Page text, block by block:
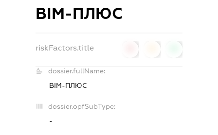
ВІМ-ПЛЮС
riskFactors.title
dossier.fullName:
ВІМ-ПЛЮС
dossier.opfSubType:
-